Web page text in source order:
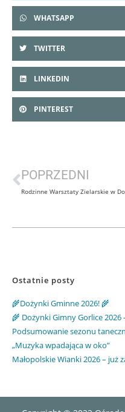
WHATSAPP
TWITTER
LINKEDIN
PINTEREST
POPRZEDNI
Ostatnie posty
🌾Dożynki Gminne 2026! 🌾
🌾 Dożynki Gimny Gorlice 2026
Podsumowanie sezonu
„Muzyka wpadająca w oko”
Małopolskie Wianki 2026 – już